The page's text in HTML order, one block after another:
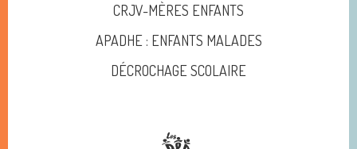
CRJV-MÈRES ENFANTS
APADHE : ENFANTS MALADES
DÉCROCHAGE SCOLAIRE